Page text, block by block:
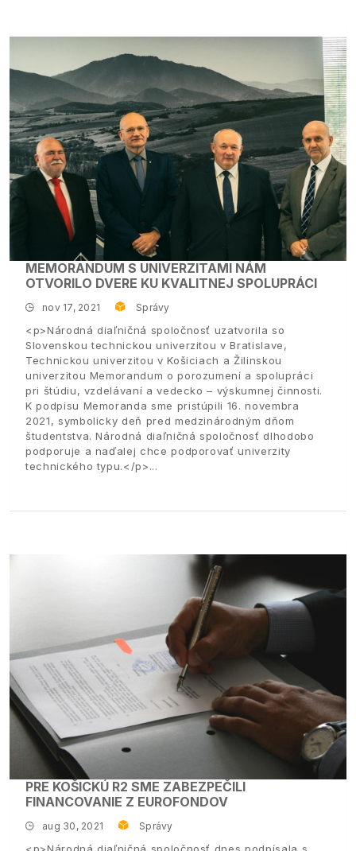
MEMORANDUM S UNIVERZITAMI NÁM
OTVORILO DVERE KU KVALITNEJ SPOLUPRÁCI
nov 17, 2021 Správy
<p>Národná diaľničná spoločnosť uzatvorila so
Slovenskou technickou univerzitou v Bratislave,
Technickou univerzitou v Košiciach a Žilinskou
univerzitou Memorandum o porozumení a spolupráci
pri štúdiu, vzdelávaní a vedecko – výskumnej činnosti.
K podpisu Memoranda sme pristúpili 16. novembra
2021, symbolicky deň pred medzinárodným dňom
študentstva. Národná diaľničná spoločnosť dlhodobo
podporuje a naďalej chce podporovať univerzity
technického typu.</p>
PRE KOŠICKÚ R2 SME ZABEZPEČILI
FINANCOVANIE Z EUROFONDOV
aug 30, 2021 Správy